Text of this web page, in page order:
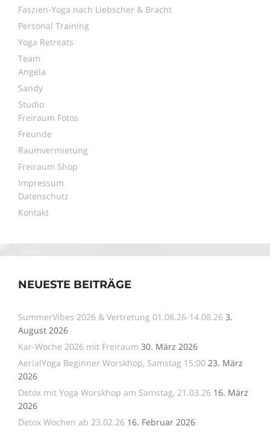
Faszien-Yoga nach Liebscher & Bracht
Personal Training
Yoga Retreats
Team
Angela
Sandy
Studio
Freiraum Fotos
Freunde
Raumvermietung
Freiraum Shop
Impressum
Datenschutz
Kontakt
NEUESTE BEITRÄGE
SummerVibes 2026 & Vertretung 01.08.26-14.08.26 3.
August 2026
Kar-Woche 2026 mit Freiraum 30. März 2026
AerialYoga Beginner Worskhop, Samstag 15:00 23. März
2026
Detox mit Yoga Worskhop am Samstag, 21.03.26 16. März
2026
Detox Wochen ab 23.02.26 16. Februar 2026